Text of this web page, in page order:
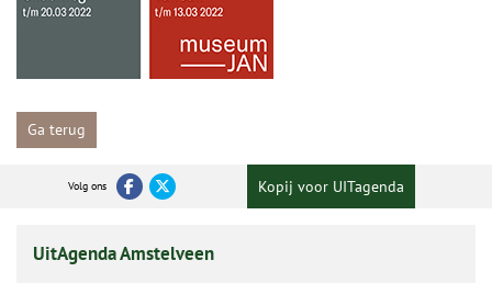
Ga terug
Volg ons Kopij voor UITagenda
UitAgenda Amstelveen